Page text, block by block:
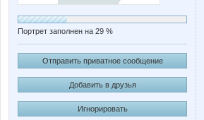
Портрет заполнен на 29 %
Отправить приватное сообщение
Добавить в друзья
Игнорировать